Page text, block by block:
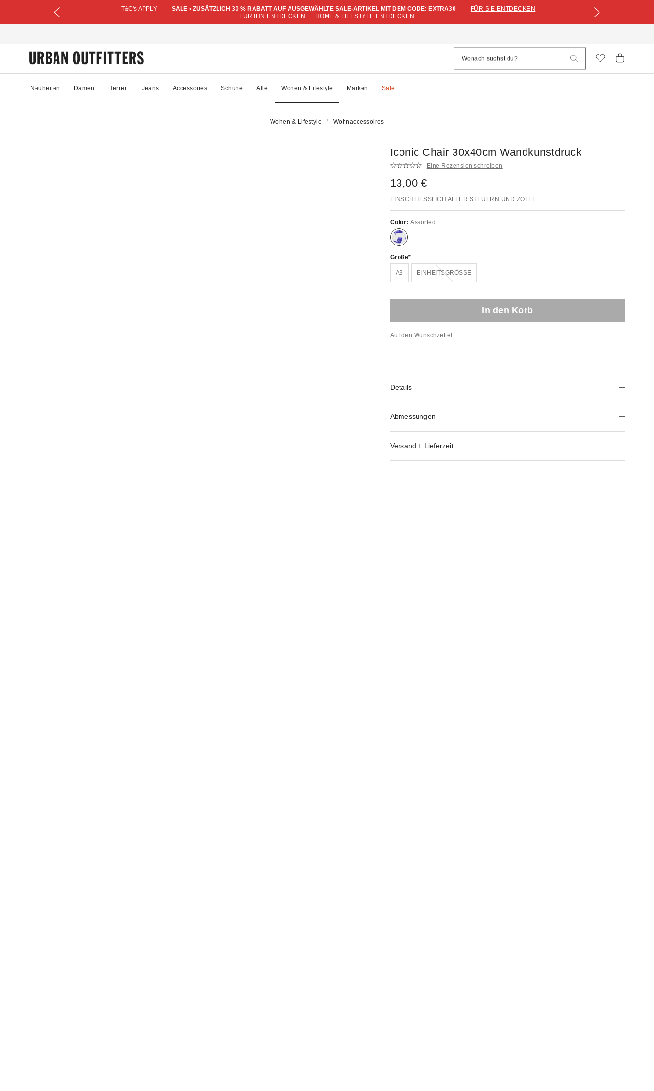
T&C's APPLY SALE • ZUSÄTZLICH 30 % RABATT AUF AUSGEWÄHLTE SALE-ARTIKEL MIT DEM CODE: EXTRA30
FÜR SIE ENTDECKEN
FÜR IHN ENTDECKEN
HOME & LIFESTYLE ENTDECKEN
Neuheiten Damen Herren Jeans Accessoires Schuhe Alle Wohen & Lifestyle Marken Sale
Wohen & Lifestyle Wohnaccessoires
Iconic Chair 30x40cm Wandkunstdruck
Eine Rezension schreiben
13,00 €
EINSCHLIESSLICH ALLER STEUERN UND ZÖLLE
Color:Assorted
Größe
A3 EINHEITSGRÖSSE
Ausverkauft!
In den Korb
Auf den Wunschzettel
Details
Abmessungen
Versand + Lieferzeit